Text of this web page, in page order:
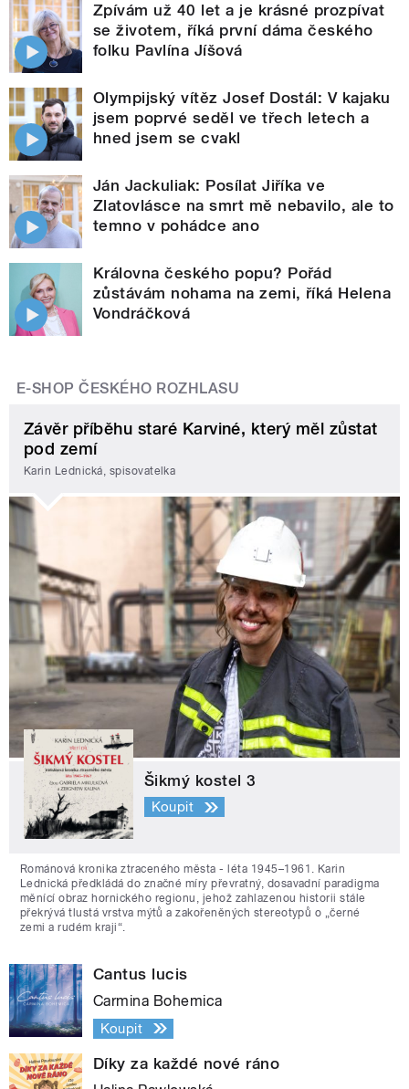
Zpívám už 40 let a je krásné prozpívat
se životem, říká první dáma českého
folku Pavlína Jíšová
Olympijský vítěz Josef Dostál: V kajaku
jsem poprvé seděl ve třech letech a
hned jsem se cvakl
Ján Jackuliak: Posílat Jiříka ve
Zlatovlásce na smrt mě nebavilo, ale to
temno v pohádce ano
Královna českého popu? Pořád
zůstávám nohama na zemi, říká Helena
Vondráčková
E-SHOP ČESKÉHO ROZHLASU
Závěr příběhu staré Karviné, který měl zůstat
pod zemí
Karin Lednická, spisovatelka
Šikmý kostel 3
Koupit
Románová kronika ztraceného města - léta 1945–1961. Karin
Lednická předkládá do značné míry převratný, dosavadní paradigma
měnící obraz hornického regionu, jehož zahlazenou historii stále
překrývá tlustá vrstva mýtů a zakořeněných stereotypů o „černé
zemi a rudém kraji“.
Cantus lucis
Carmina Bohemica
Koupit
Díky za každé nové ráno